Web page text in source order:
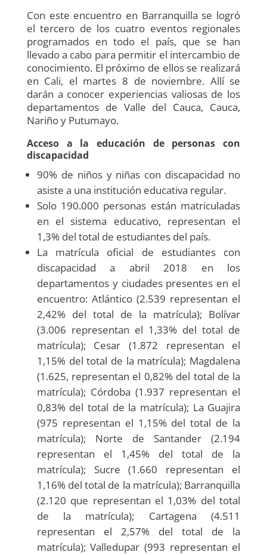
Con este encuentro en Barranquilla se logró
el tercero de los cuatro eventos regionales
programados en todo el país, que se han
llevado a cabo para permitir el intercambio de
conocimiento. El próximo de ellos se realizará
en Cali, el martes 8 de noviembre. Allí se
darán a conocer experiencias valiosas de los
departamentos de Valle del Cauca, Cauca,
Nariño y Putumayo.
Acceso a la educación de personas con
discapacidad
90% de niños y niñas con discapacidad no
asiste a una institución educativa regular.
Solo 190.000 personas están matriculadas
en el sistema educativo, representan el
1,3% del total de estudiantes del país.
La matrícula oficial de estudiantes con
discapacidad a abril 2018 en los
departamentos y ciudades presentes en el
encuentro: Atlántico (2.539 representan el
2,42% del total de la matrícula); Bolívar
(3.006 representan el 1,33% del total de
matrícula); Cesar (1.872 representan el
1,15% del total de la matrícula); Magdalena
(1.625, representan el 0,82% del total de la
matrícula); Córdoba (1.937 representan el
0,83% del total de la matrícula); La Guajira
(975 representan el 1,15% del total de la
matrícula); Norte de Santander (2.194
representan el 1,45% del total de la
matrícula); Sucre (1.660 representan el
1,16% del total de la matrícula); Barranquilla
(2.120 que representan el 1,03% del total
de la matrícula); Cartagena (4.511
representan el 2,57% del total de la
matrícula); Valledupar (993 representan el